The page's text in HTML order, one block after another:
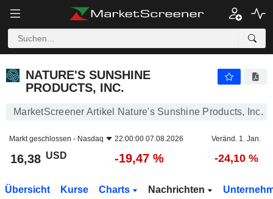
NATURE'S SUNSHINE
PRODUCTS, INC.
MarketScreener Artikel Nature's Sunshine Products, Inc.
Markt geschlossen - Nasdaq 22:00:00 07.08.2026 Veränd. 1. Jan.
16,38 USD -19,47 % -24,10 %
Übersicht Kurse Charts Nachrichten